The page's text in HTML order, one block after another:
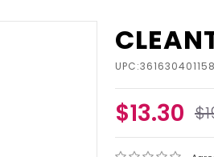
$13.30